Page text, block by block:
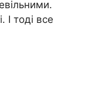
тоді все